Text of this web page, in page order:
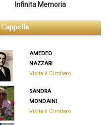
Infinita Memoria
Cappella
AMEDEO
NAZZARI
Visita il Cimitero
SANDRA
MONDAINI
Visita il Cimitero